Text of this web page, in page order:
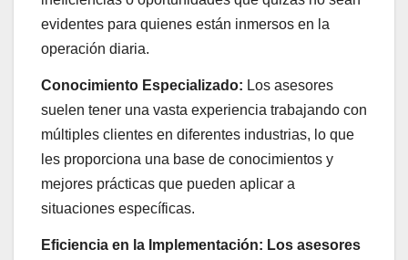
evidentes para quienes están inmersos en la
operación diaria.
Conocimiento Especializado: Los asesores
suelen tener una vasta experiencia trabajando con
múltiples clientes en diferentes industrias, lo que
les proporciona una base de conocimientos y
mejores prácticas que pueden aplicar a
situaciones específicas.
Eficiencia en la Implementación: Los asesores